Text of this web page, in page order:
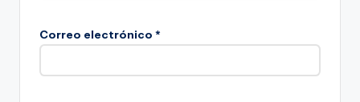
Correo electrónico *